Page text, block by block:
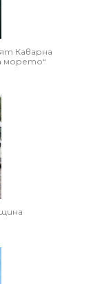
Каварна
морето“